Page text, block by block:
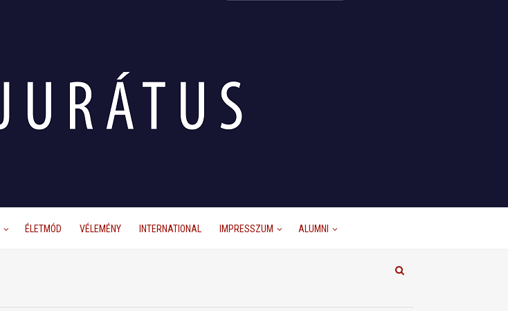
ÉLETMÓD VÉLEMÉNY INTERNATIONAL IMPRESSZUM ALUMNI